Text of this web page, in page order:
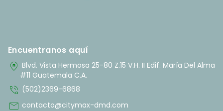
Encuentranos aquí
home_pin Blvd. Vista Hermosa 25-80 Z.15 V.H. II Edif. María Del Alma
#11 Guatemala C.A.
phone_in_talk (502)2369-6868
mail contacto@citymax-dmd.com